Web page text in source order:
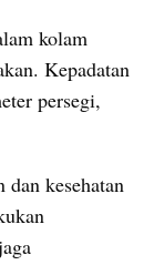
kolam
Kepadatan
persegi,
dan kesehatan